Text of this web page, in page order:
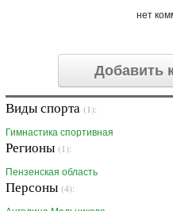
нет
Добавить
Виды спорта (1):
Гимнастика спортивная
Регионы (1):
Пензенская область
Персоны (4):